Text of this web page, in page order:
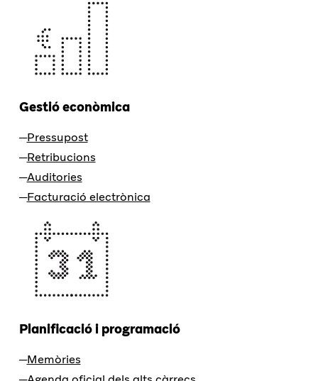
Gestió econòmica
Pressupost
Retribucions
Auditories
Facturació electrònica
Planificació i programació
Memòries